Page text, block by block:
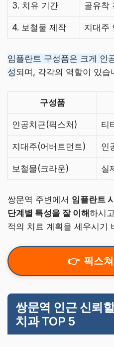
3. 치유 기간 골유착
4. 보철물 제작 지대주
임플란트 구성품은 크게 인
성되며, 각각의 역할이 있습
구성품
인공치근(픽스처) 티
지대주(어버트먼트) 인
보철물(크라운) 실
쌍문역 주변에서 임플란트
단계별 특성을 잘 이해하시
적의 치료 계획을 세우시기
픽스
쌍문역 인근 신뢰
치과 TOP 5